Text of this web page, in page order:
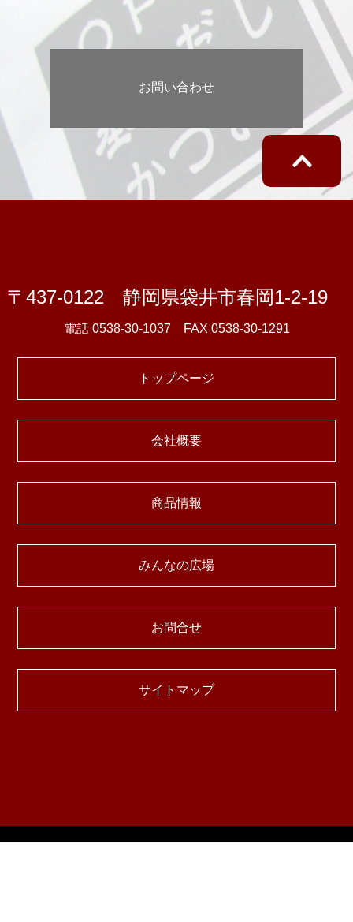
お問い合わせ
トップページ
会社概要
商品情報
みんなの広場
お問合せ
サイトマップ
〒437-0122 静岡県袋井市春岡1-2-19
電話 0538-30-1037 FAX 0538-30-1291